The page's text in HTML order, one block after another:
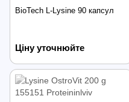
BioTech L-Lysine 90 капсул
Ціну уточнюйте